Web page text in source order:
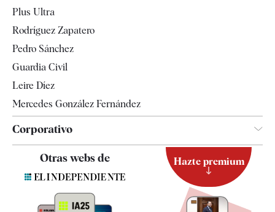
Televisión
Plus Ultra
Rodríguez Zapatero
Pedro Sánchez
Guardia Civil
Leire Díez
Mercedes González Fernández
Corporativo
Otras webs de Hazte premium